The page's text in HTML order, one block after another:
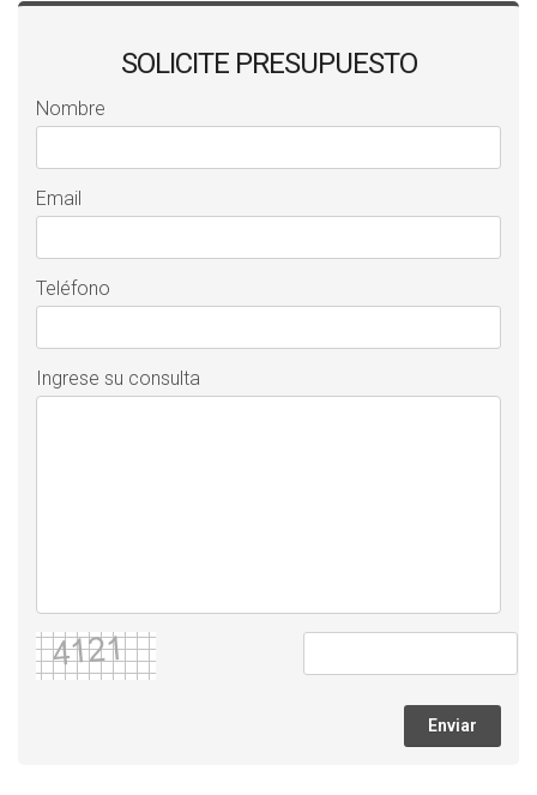
SOLICITE PRESUPUESTO
Nombre
Email
Teléfono
Ingrese su consulta
Enviar